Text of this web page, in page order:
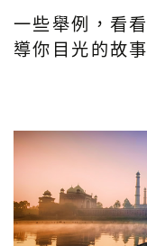
一些舉例，看
導你目光的故